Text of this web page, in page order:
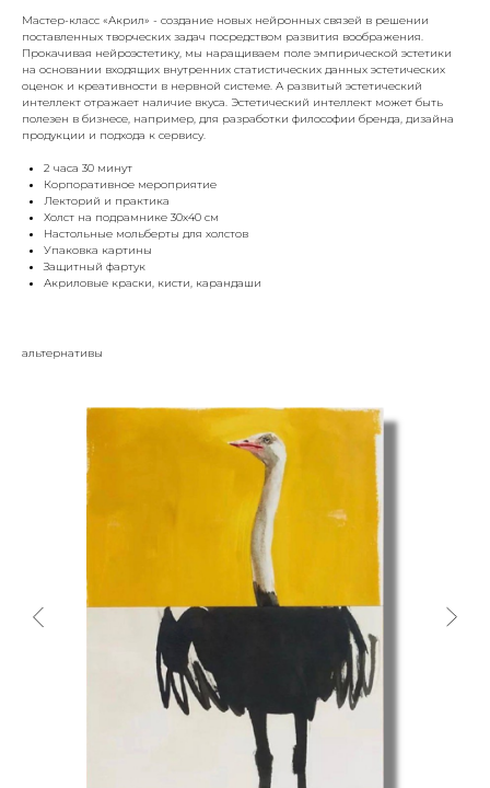
Мастер-класс «Акрил» - создание новых нейронных связей в решении
поставленных творческих задач посредством развития воображения.
Прокачивая нейроэстетику, мы наращиваем поле эмпирической эстетики
на основании входящих внутренних статистических данных эстетических
оценок и креативности в нервной системе. А развитый эстетический
интеллект отражает наличие вкуса. Эстетический интеллект может быть
полезен в бизнесе, например, для разработки философии бренда, дизайна
продукции и подхода к сервису.
2 часа 30 минут
Корпоративное мероприятие
Лекторий и практика
Холст на подрамнике 30х40 см
Настольные мольберты для холстов
Упаковка картины
Защитный фартук
Акриловые краски, кисти, карандаши
альтернативы